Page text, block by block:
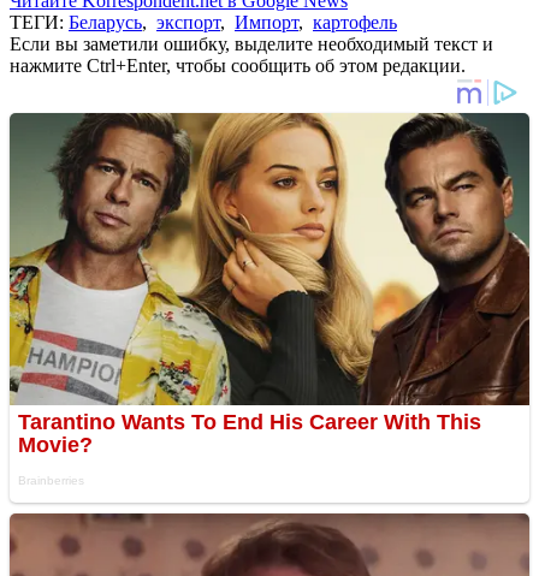
ТЕГИ: Беларусь, экспорт, Импорт, картофель
Если вы заметили ошибку, выделите необходимый текст и
нажмите Ctrl+Enter, чтобы сообщить об этом редакции.